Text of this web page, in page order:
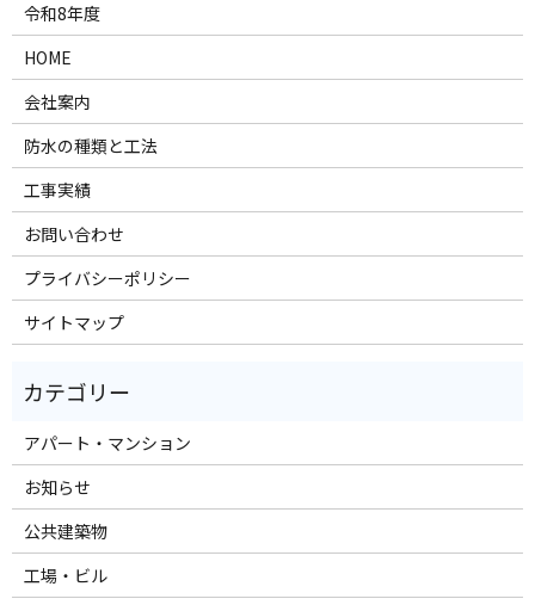
令和8年度
HOME
会社案内
防水の種類と工法
工事実績
お問い合わせ
プライバシーポリシー
サイトマップ
アパート・マンション
お知らせ
公共建築物
工場・ビル